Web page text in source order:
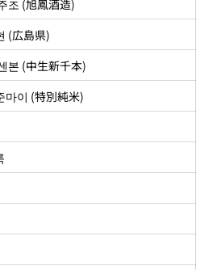
조 (旭鳳酒造)
(広島県)
본 (中生新千本)
마이 (特別純米)